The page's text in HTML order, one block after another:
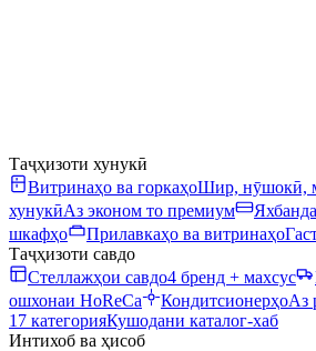
Таҷҳизоти хунукӣ
Витринаҳо ва горкаҳоШир, нӯшокӣ,
хунукӣАз эконом то премиум
шкафҳо
Прилавкаҳо ва витринаҳо
Таҷҳизоти савдо
Стеллажҳои савдо4 бренд + махсус
ошхонаи HoReCa
КондитсионерҳоАз
17 категорияКушодани каталог-хаб
Интихоб ва ҳисоб